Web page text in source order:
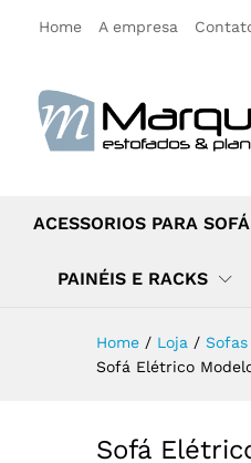
Home A empresa
ACESSORIOS PARA SOFÁ
PAINÉIS E RACKS
Home / Loja / Sofas
Sofá Elétrico
Sofá